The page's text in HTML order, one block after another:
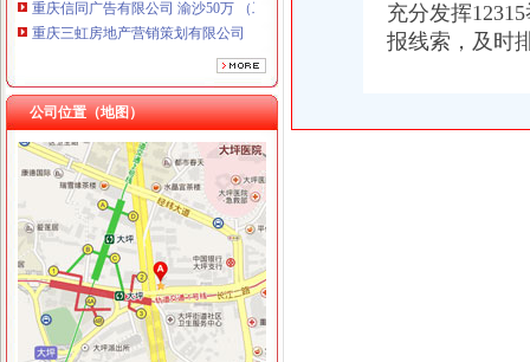
重庆三虹房地产营销策划有限公司
重庆宝鹰汽车销售有限公司
重庆鸽牌电线电缆有限公司 渝北10010万 (进出口权)
重庆傲志众达投资咨询有限责任公司 渝九1000万 （增资）
重庆臣夫商贸有限公司 （执照专让）
重庆国洪体育设施有限公司
重庆星竣贸易有限责任公司 渝中100万 （进出口权）
重庆海谛升进出口贸易有限公司 渝北100万 （进出口权）
重庆奕欣锦诚商贸有限公司 渝九50万 （工商注册）
重庆信同广告有限公司 渝沙50万 （工商注册）
重庆三虹房地产营销策划有限公司
重庆宝鹰汽车销售有限公司
公司位置（地图）
工商动态
李晞朦副局一般纳税人公司条件长参加九龙坡区驰名著名商标表彰会
梁平局消委六项措施推进“黄金周”一般纳税人认定标准维权工作
江津局代办一般纳税人四个坚持狠抓机关作风建设
荣昌局怎么注册一般纳税人突出重点认真开展农机护农专项理行动
秀山局化监管力保“两会”一般纳税人公司条件期间食品安全
经开区分局一般纳税人注册流程开展廉洁自律止奢侈浪费教育
巴南局认真达全市一般纳税人认定标准工商工作会议精
充分发挥
报线索，及时